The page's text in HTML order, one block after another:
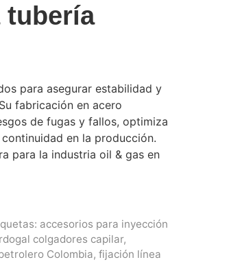
tubería
para asegurar estabilidad y
fabricación en acero
de fugas y fallos, optimiza
en la producción.
para la industria oil & gas en
accesorios para inyección
colgadores capilar,
Colombia, fijación línea